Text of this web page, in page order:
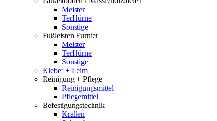
Meister
TerHürne
Sonstige
Fußleisten Furnier
Meister
TerHürne
Sonstige
Kleber + Leim
Reinigung + Pflege
Reinigungsmittel
Pflegemittel
Befestigungstechnik
Krallen